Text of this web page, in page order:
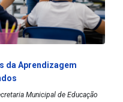
da Aprendizagem
Municipal de Educação